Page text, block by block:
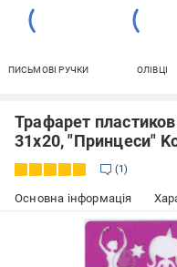
ПИСЬМОВІ РУЧКИ ОЛІВЦІ
Трафарет
31х20, "Принцеси"
1
Основна інформація